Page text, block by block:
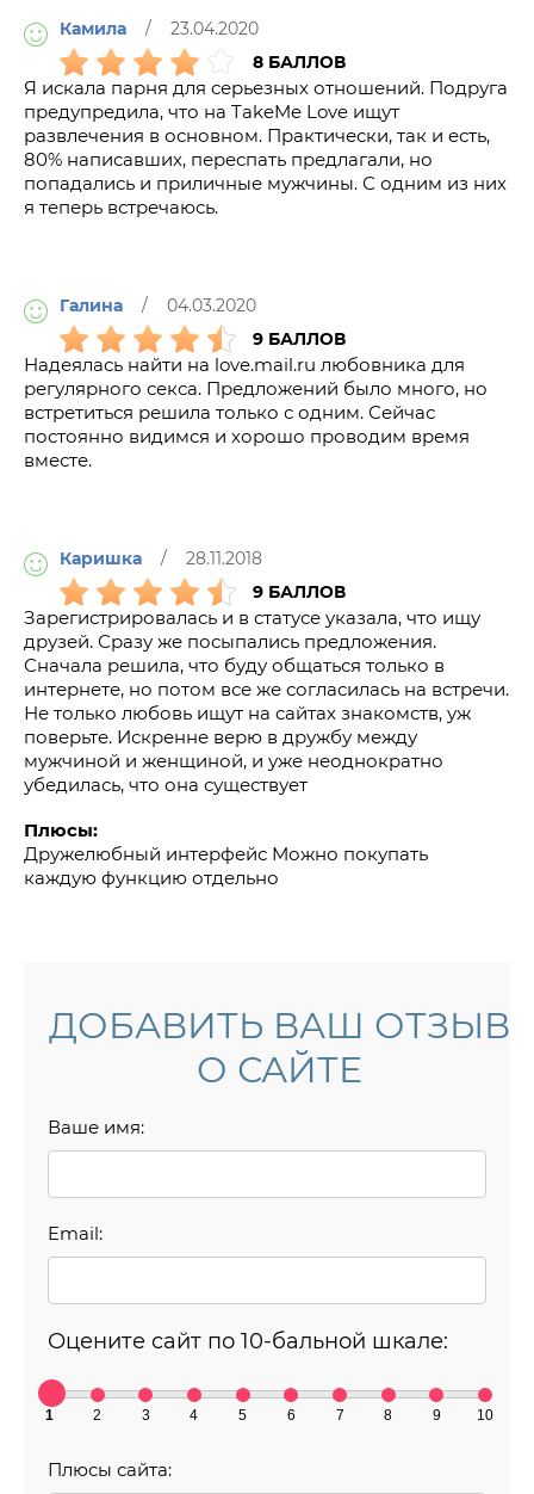
Камила / 23.04.2020
8 БАЛЛОВ
Я искала парня для серьезных отношений. Подруга
предупредила, что на TakeMe Love ищут
развлечения в основном. Практически, так и есть,
80% написавших, переспать предлагали, но
попадались и приличные мужчины. С одним из них
я теперь встречаюсь.
Галина / 04.03.2020
9 БАЛЛОВ
Надеялась найти на love.mail.ru любовника для
регулярного секса. Предложений было много, но
встретиться решила только с одним. Сейчас
постоянно видимся и хорошо проводим время
вместе.
Каришка / 28.11.2018
9 БАЛЛОВ
Зарегистрировалась и в статусе указала, что ищу
друзей. Сразу же посыпались предложения.
Сначала решила, что буду общаться только в
интернете, но потом все же согласилась на встречи.
Не только любовь ищут на сайтах знакомств, уж
поверьте. Искренне верю в дружбу между
мужчиной и женщиной, и уже неоднократно
убедилась, что она существует
Плюсы:
Дружелюбный интерфейс Можно покупать
каждую функцию отдельно
ДОБАВИТЬ ВАШ ОТЗЫВ
О САЙТЕ
Ваше имя:
Email:
Оцените сайт по 10-бальной шкале:
1 2 3 4 5 6 7 8 9 10
Плюсы сайта: